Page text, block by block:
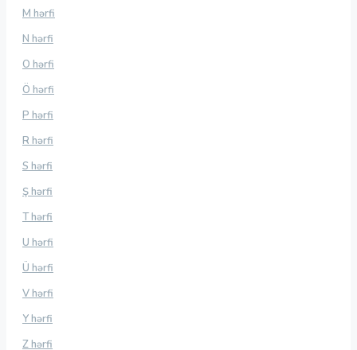
M hərfi
N hərfi
O hərfi
Ö hərfi
P hərfi
R hərfi
S hərfi
Ş hərfi
T hərfi
U hərfi
Ü hərfi
V hərfi
Y hərfi
Z hərfi